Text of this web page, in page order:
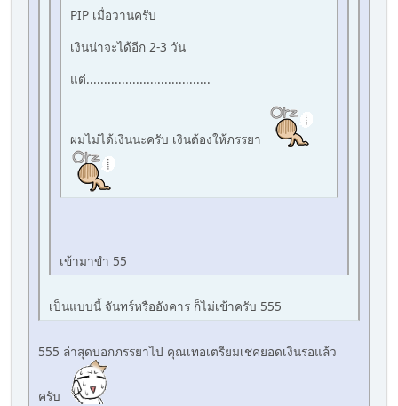
PIP เมื่อวานครับ
เงินน่าจะได้อีก 2-3 วัน
แต่...................................
ผมไม่ได้เงินนะครับ เงินต้องให้ภรรยา
เข้ามาขำ 55
เป็นแบบนี้ จันทร์หรืออังคาร ก็ไม่เข้าครับ 555
555 ล่าสุดบอกภรรยาไป คุณเทอเตรียมเชคยอดเงินรอแล้ว
ครับ